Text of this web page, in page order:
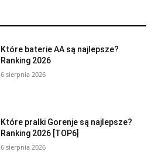
Które baterie AA są najlepsze?
Ranking 2026
6 sierpnia 2026
Które pralki Gorenje są najlepsze?
Ranking 2026 [TOP6]
6 sierpnia 2026